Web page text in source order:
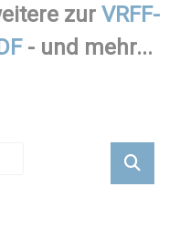
zurVRFF-
- und mehr...